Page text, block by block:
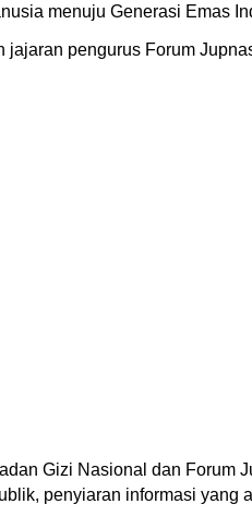
menuju Generasi Emas
pengurus Forum
Gizi Nasional dan Forum
penyiaran informasi yang